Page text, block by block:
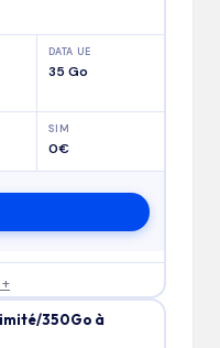
DATA UE
35 Go
SIM
0€
350Go à